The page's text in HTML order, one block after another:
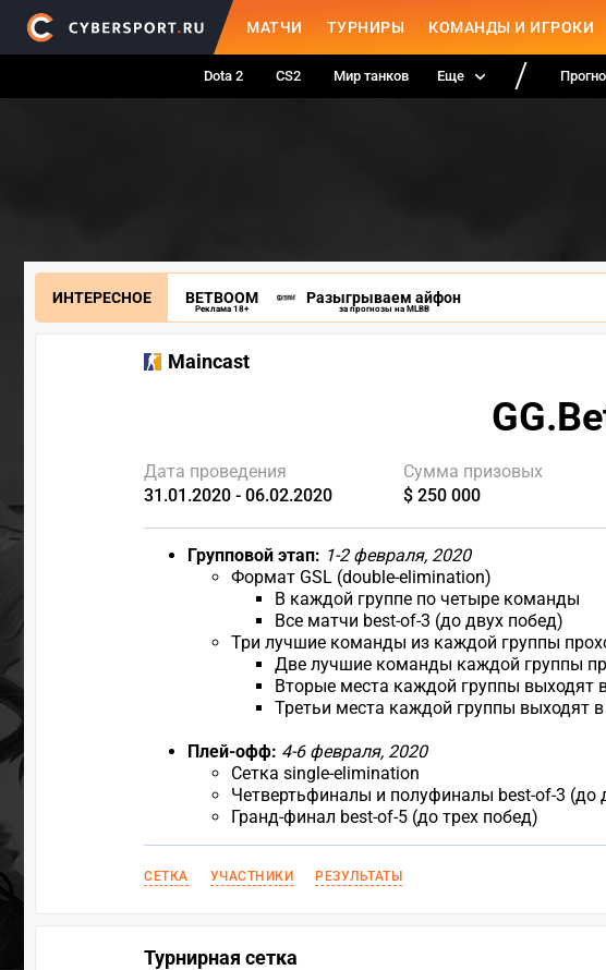
МАТЧИ ТУРНИРЫ КОМАНДЫ И ИГРОКИ
Dota 2 CS2 Мир танков Еще
ИНТЕРЕСНОЕ BETBOOM
Реклама 18+
Разыгрываем айфон
за прогнозы на MLBB
Maincast
Дата проведения
31.01.2020 - 06.02.2020
Сумма призовых
$ 250 000
Групповой этап: 1-2 февраля, 2020
Формат GSL (double-elimination)
В каждой группе по четыре команды
Все матчи best-of-3 (до двух побед)
Три лучшие команды из каждой группы
Две лучшие команды каждой группы
Вторые места каждой группы выходят
Третьи места каждой группы выходят
Плей-офф: 4-6 февраля, 2020
Сетка single-elimination
Четвертьфиналы и полуфиналы best-of-3 (до
Гранд-финал best-of-5 (до трех побед)
СЕТКА УЧАСТНИКИ РЕЗУЛЬТАТЫ
Турнирная сетка